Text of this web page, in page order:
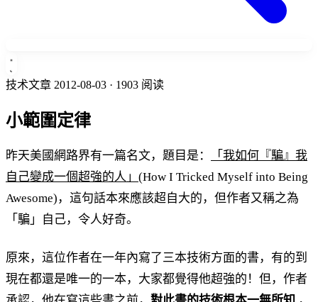
技术文章 2012-08-03 · 1903 阅读
小範圍定律
昨天美國網路界有一篇名文，題目是：
「我如何『騙』我
自己變成一個超強的人」 (How I Tricked Myself into Being
Awesome)，這句話本來應該超自大的，但作者又稱之為
「騙」自己，令人好奇。
原來，這位作者在一年內寫了三本技術方面的書，有的到
現在都還是唯一的一本，大家都覺得他超強的！但，作者